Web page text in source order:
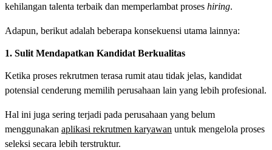
kehilangan talenta terbaik dan memperlambat proses hiring.
Adapun, berikut adalah beberapa konsekuensi utama lainnya:
1. Sulit Mendapatkan Kandidat Berkualitas
Ketika proses rekrutmen terasa rumit atau tidak jelas, kandidat
potensial cenderung memilih perusahaan lain yang lebih profesional.
Hal ini juga sering terjadi pada perusahaan yang belum
menggunakan aplikasi rekrutmen karyawan untuk mengelola proses
seleksi secara lebih terstruktur.